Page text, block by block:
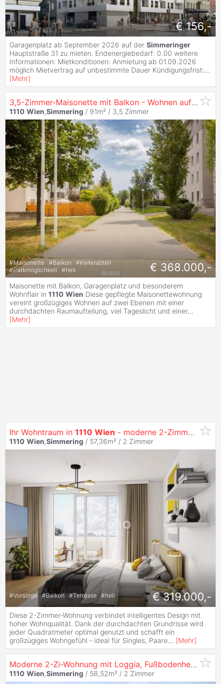
€ 156,-
Garagenplatz ab September 2026 auf der Simmeringer
Hauptstraße 31 zu mieten. Endenergiebedarf: 0.00 weitere
Informationen: Mietkonditionen: Anmietung ab 01.09.2026
möglich Mietvertrag auf unbestimmte Dauer Kündigungsfrist:...
[Mehr]
3,5-Zimmer-Maisonette mit Balkon - Wohnen auf zwei Ebenen in
1110 Wien,Simmering / 91m² / 3,5 Zimmer
#Maisonette #Balkon #Kellerabteil
#Parkmöglichkeit #hell € 368.000,-
Maisonette mit Balkon, Garagenplatz und besonderem
Wohnflair in 1110 Wien Diese gepflegte Maisonettewohnung
vereint großzügiges Wohnen auf zwei Ebenen mit einer
durchdachten Raumaufteilung, viel Tageslicht und einer...
[Mehr]
Ihr Wohntraum in 1110 Wien - moderne 2-Zimmer-Wohnung
1110 Wien,Simmering / 57,36m² / 2 Zimmer
#Vorsorge #Balkon #Terrasse #hell € 319.000,-
Diese 2-Zimmer-Wohnung verbindet intelligentes Design mit
hoher Wohnqualität. Dank der durchdachten Grundrisse wird
jeder Quadratmeter optimal genutzt und schafft ein
großzügiges Wohngefühl - ideal für Singles, Paare... [Mehr]
Moderne 2-Zi-Wohnung mit Loggia, Fußbodenheizung in
1110 Wien,Simmering / 58,52m² / 2 Zimmer